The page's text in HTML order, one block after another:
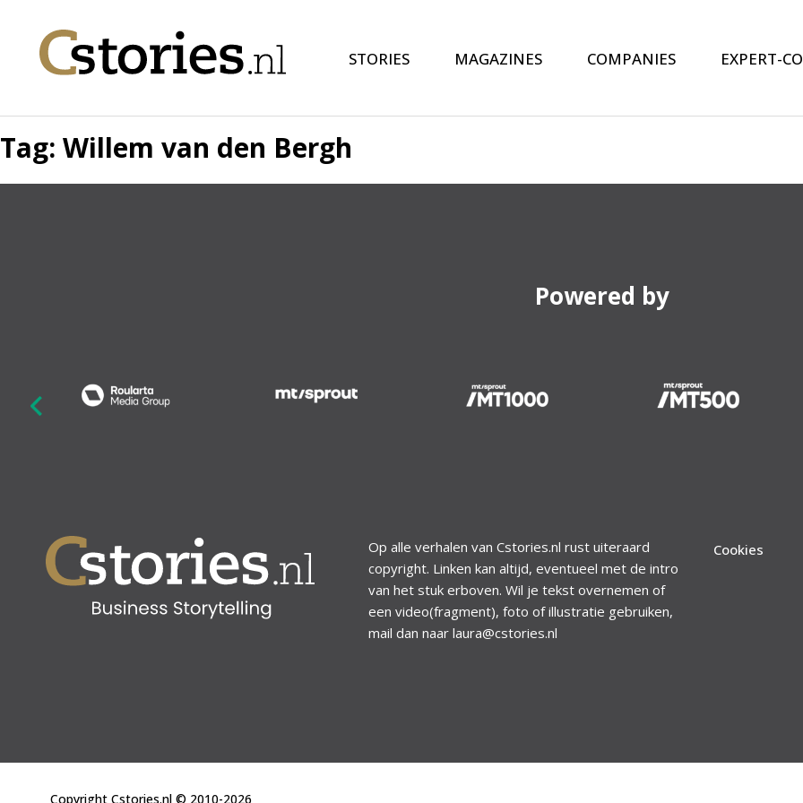
STORIES MAGAZINES COMPANIES EXPERT-
Tag: Willem van den Bergh
Powered by
Op alle verhalen van Cstories.nl rust uiteraard
copyright. Linken kan altijd, eventueel met de intro
van het stuk erboven. Wil je tekst overnemen of
een video(fragment), foto of illustratie gebruiken,
mail dan naar laura@cstories.nl
Cookies
Copyright Cstories.nl © 2010-2026